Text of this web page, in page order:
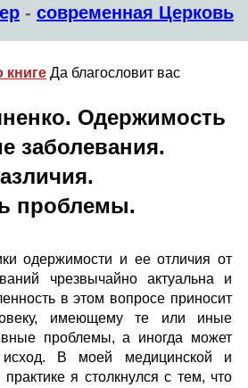
- современная Церковь
книге Да благословит вас
Одержимость
заболевания.
проблемы.
одержимости и ее отличия от
чрезвычайно актуальна и
в этом вопросе приносит
имеющему те или иные
проблемы, а иногда может
исход. В моей медицинской и
практике я столкнулся с тем, что